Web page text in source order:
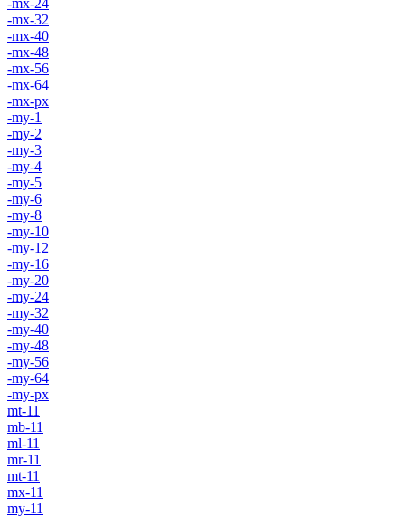
-mx-32
-mx-40
-mx-48
-mx-56
-mx-64
-mx-px
-my-1
-my-2
-my-3
-my-4
-my-5
-my-6
-my-8
-my-10
-my-12
-my-16
-my-20
-my-24
-my-32
-my-40
-my-48
-my-56
-my-64
-my-px
mt-11
mb-11
ml-11
mr-11
mt-11
mx-11
my-11